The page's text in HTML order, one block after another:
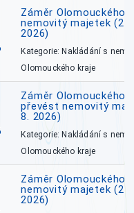
Záměr Olomouckého
nemovitý majetek
2026)
Kategorie: Nakládání s
Olomouckého kraje
Záměr Olomouckého
převést nemovitý
8. 2026)
Kategorie: Nakládání s
Olomouckého kraje
Záměr Olomouckého
nemovitý majetek
2026)